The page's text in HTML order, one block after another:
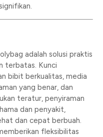
adalah solusi praktis
terbatas. Kunci
bibit berkualitas, media
yang benar, dan
teratur, penyiraman
dan penyakit,
dan cepat berbuah.
fleksibilitas